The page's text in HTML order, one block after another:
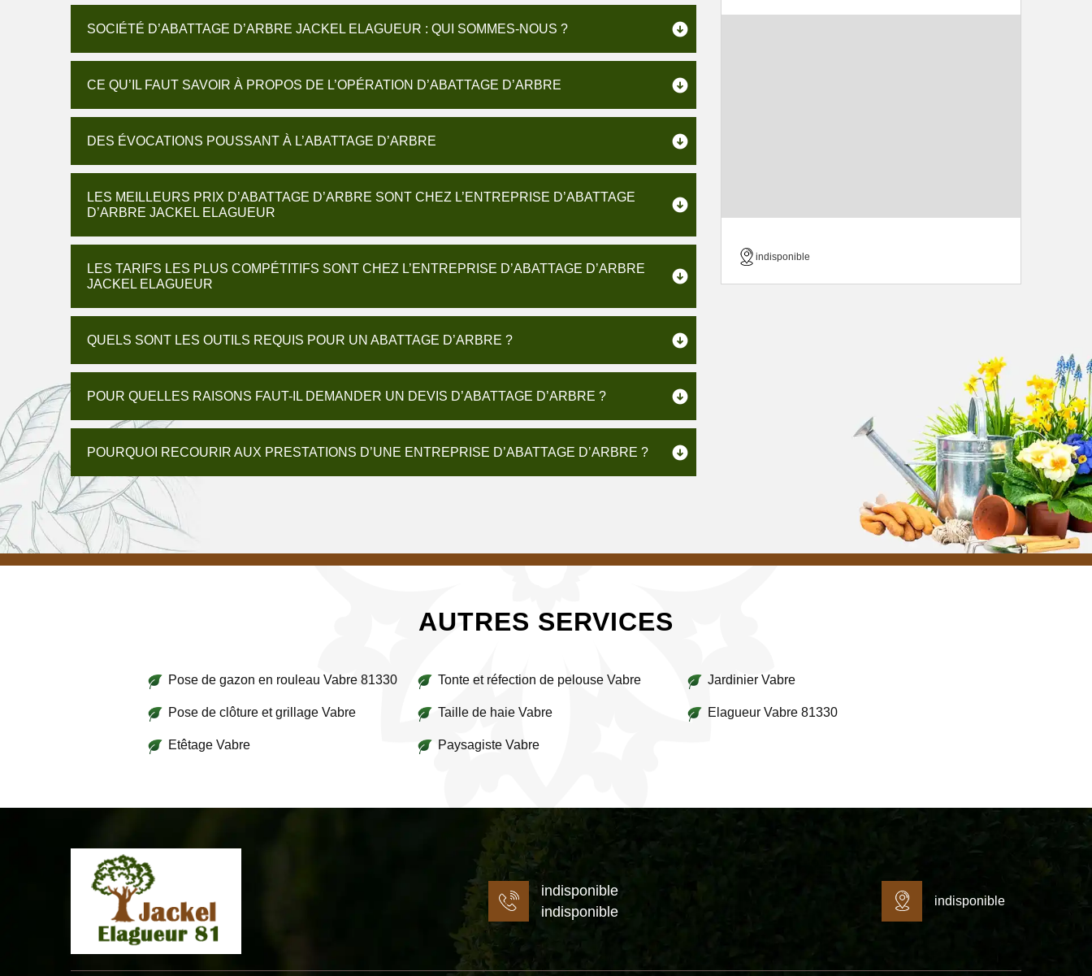
SOCIÉTÉ D’ABATTAGE D’ARBRE JACKEL ELAGUEUR : QUI SOMMES-NOUS ?
CE QU’IL FAUT SAVOIR À PROPOS DE L’OPÉRATION D’ABATTAGE D’ARBRE
DES ÉVOCATIONS POUSSANT À L’ABATTAGE D’ARBRE
LES MEILLEURS PRIX D’ABATTAGE D’ARBRE SONT CHEZ L’ENTREPRISE D’ABATTAGE
D’ARBRE JACKEL ELAGUEUR
LES TARIFS LES PLUS COMPÉTITIFS SONT CHEZ L’ENTREPRISE D’ABATTAGE D’ARBRE
JACKEL ELAGUEUR
QUELS SONT LES OUTILS REQUIS POUR UN ABATTAGE D’ARBRE ?
POUR QUELLES RAISONS FAUT-IL DEMANDER UN DEVIS D’ABATTAGE D’ARBRE ?
POURQUOI RECOURIR AUX PRESTATIONS D’UNE ENTREPRISE D’ABATTAGE D’ARBRE ?
indisponible
AUTRES SERVICES
Pose de gazon en rouleau Vabre 81330
Pose de clôture et grillage Vabre
Etêtage Vabre
Tonte et réfection de pelouse Vabre
Taille de haie Vabre
Paysagiste Vabre
Jardinier Vabre
Elagueur Vabre 81330
indisponible
indisponible
indisponible